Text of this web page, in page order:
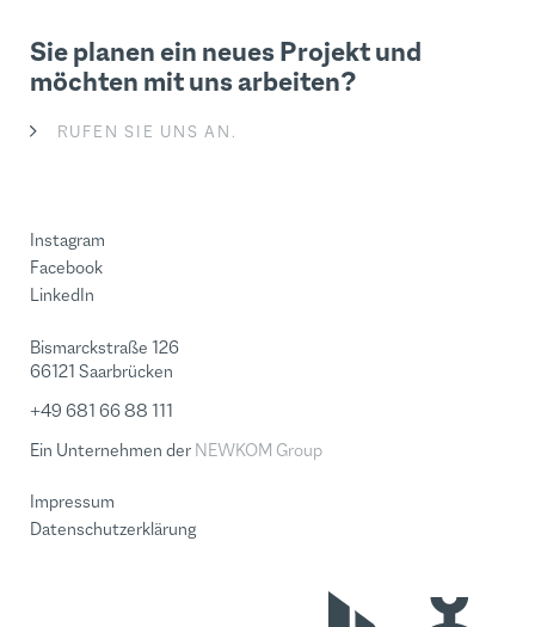
Sie planen ein neues Projekt und
möchten mit uns arbeiten?
RUFEN SIE UNS AN.
Instagram
Facebook
LinkedIn
Bismarckstraße 126
66121 Saarbrücken
+49 681 66 88 111
Ein Unternehmen der NEWKOM Group
Impressum
Datenschutzerklärung